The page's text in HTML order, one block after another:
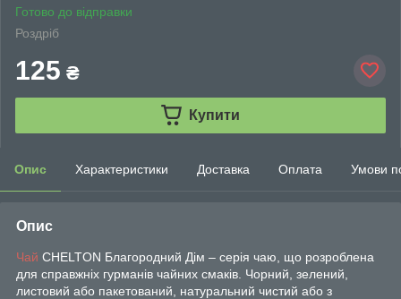
Готово до відправки
Роздріб
125 ₴
Купити
Опис Характеристики Доставка Оплата Умови
Опис
Чай CHELTON Благородний Дім – серія чаю, що розроблена
для справжніх гурманів чайних смаків. Чорний, зелений,
листовий або пакетований, натуральний чистий або з